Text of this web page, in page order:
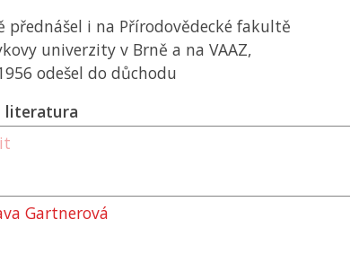
přednášel i na Přírodovědecké fakultě
univerzity v Brně a na VAAZ,
odešel do důchodu
literatura
Gartnerová